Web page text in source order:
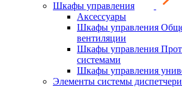
Шкафы управления
Аксессуары
Шкафы управления
вентиляции
Шкафы управления
системами
Шкафы управления
Элементы системы